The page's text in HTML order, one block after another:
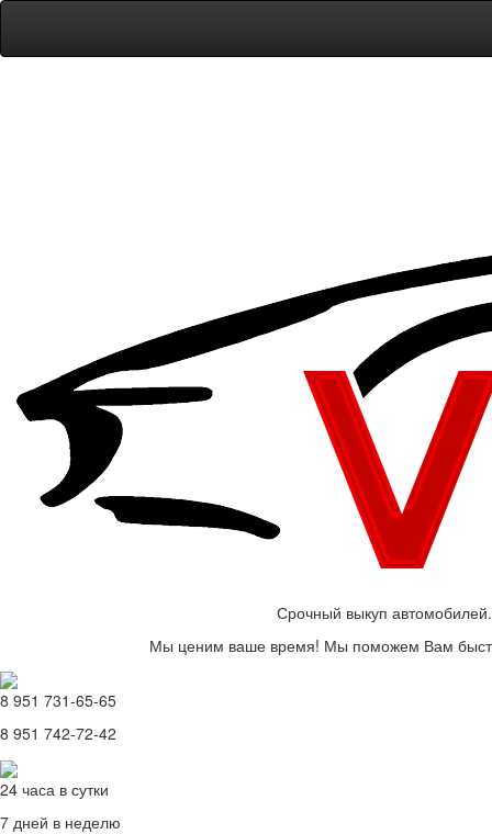
Срочный выкуп автомобилей.
Мы ценим ваше время! Мы поможем Вам
8 951 731-65-65
8 951 742-72-42
24 часа в сутки
7 дней в неделю